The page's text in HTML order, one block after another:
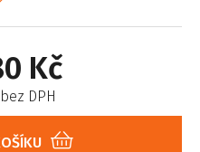
Kč
DPH